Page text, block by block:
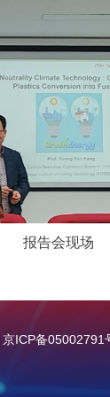
报告会现场
京ICP备05002791